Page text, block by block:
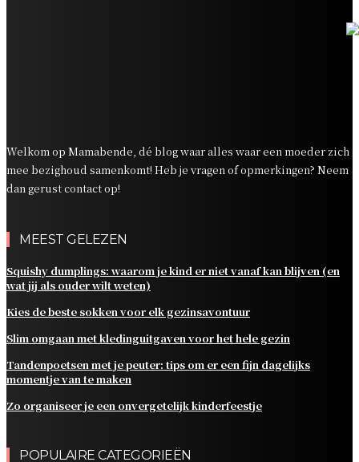
Welkom op Mamabende, dé blog waar alles waar een moeder zich
mee bezighoud samenkomt! Heb je vragen of opmerkingen? Neem
dan gerust contact op!
MEEST GELEZEN
Squishy dumplings: waarom je kind er niet vanaf kan blijven (en
wat jij als ouder wilt weten)
Kies de beste sokken voor elk gezinsavontuur
Slim omgaan met kledinguitgaven voor het hele gezin
Tandenpoetsen met je peuter: tips om er een fijn dagelijks
momentje van te maken
Zo organiseer je een onvergetelijk kinderfeestje
POPULAIRE CATEGORIEËN